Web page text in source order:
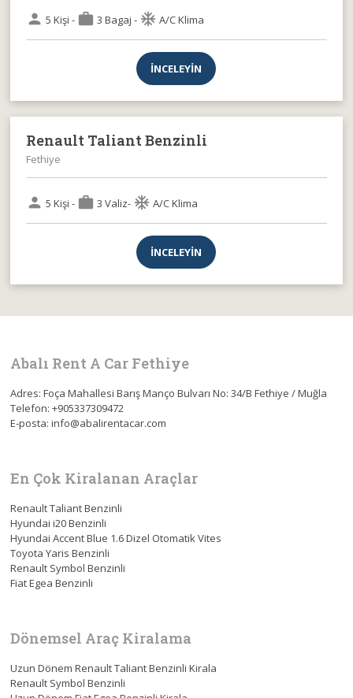
person 5 Kişi - work 3 Bagaj - ac_unit A/C Klima
İNCELEYİN
Renault Taliant Benzinli
Fethiye
person 5 Kişi - work 3 Valiz- ac_unit A/C Klima
İNCELEYİN
Abalı Rent A Car Fethiye
Adres: Foça Mahallesi Barış Manço Bulvarı No: 34/B Fethiye / Muğla
Telefon: +905337309472
E-posta: info@abalirentacar.com
En Çok Kiralanan Araçlar
Renault Taliant Benzinli
Hyundai i20 Benzinli
Hyundai Accent Blue 1.6 Dizel Otomatik Vites
Toyota Yaris Benzinli
Renault Symbol Benzinli
Fiat Egea Benzinli
Dönemsel Araç Kiralama
Uzun Dönem Renault Taliant Benzinli Kirala
Renault Symbol Benzinli